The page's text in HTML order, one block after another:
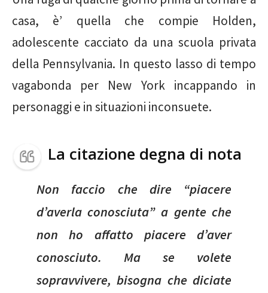
casa, è’ quella che compie Holden,
adolescente cacciato da una scuola privata
della Pennsylvania. In questo lasso di tempo
vagabonda per New York incappando in
personaggi e in situazioni inconsuete.
La citazione degna di nota
Non faccio che dire “piacere
d’averla conosciuta” a gente che
non ho affatto piacere d’aver
conosciuto. Ma se volete
sopravvivere, bisogna che diciate